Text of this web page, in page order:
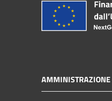
AMMINISTRAZIONE